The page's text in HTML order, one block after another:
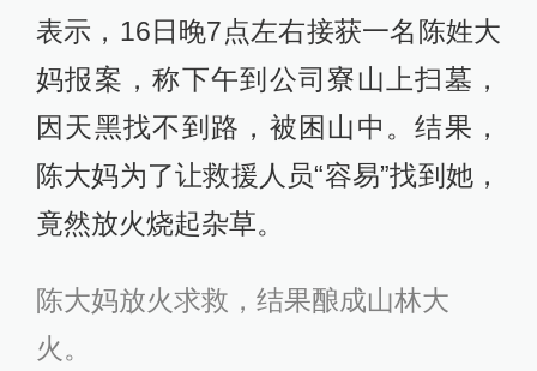
表示，16日晚7点左右接获一名陈姓大
妈报案，称下午到公司寮山上扫墓，
因天黑找不到路，被困山中。结果，
陈大妈为了让救援人员“容易”找到她，
竟然放火烧起杂草。
陈大妈放火求救，结果酿成山林大
火。